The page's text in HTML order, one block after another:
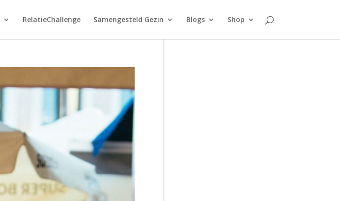
RelatieChallenge Samengesteld Gezin Blogs Shop